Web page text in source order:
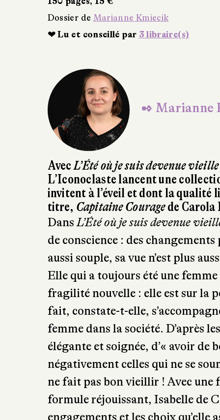
✒ Marianne
AvecL’Été où je suis devenue vieille
L’Iconoclaste lancent une
invitent à l’éveil et dont la
titre, Capitaine Couragede Carola
DansL’Été où je suis devenue
de conscience : des changements
aussi souple, sa vue n’est plus
Elle qui a toujours été une
fragilité nouvelle : elle est sur la
fait, constate-t-elle,
femme dans la société. D’après
élégante et soignée, d’« avoir de
négativement celles qui ne se
ne fait pas bon vieillir ! Avec une
formule réjouissant, Isabelle de